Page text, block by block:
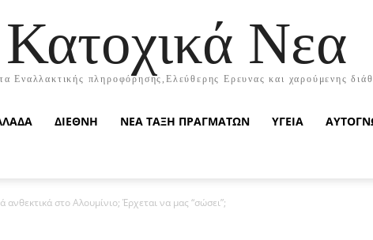
Κατοχικά Νεα
Εναλλακτικής πληροφόρησης,Ελεύθερης Ερευνας και χαρούμενης
ΔΙΕΘΝΗ ΝΕΑ ΤΑΞΗ ΠΡΑΓΜΑΤΩΝ ΥΓΕΙΑ
στο Αλουμίνιο; Έρχεται να μας “σώσει”;